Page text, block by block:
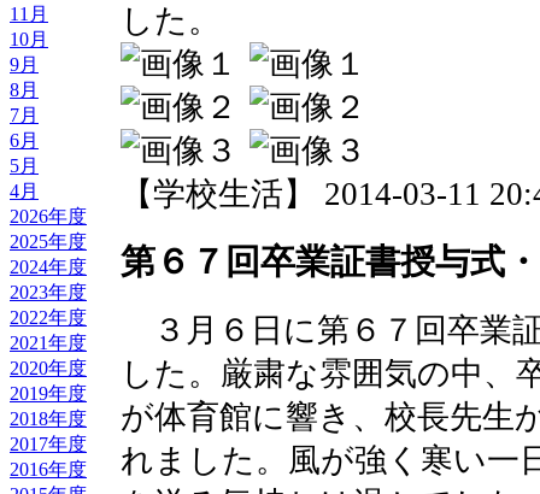
11月
10月
9月
8月
7月
6月
5月
4月
2026年度
2025年度
2024年度
2023年度
2022年度
2021年度
2020年度
2019年度
2018年度
2017年度
2016年度
した。
【学校生活】 2014-03-11
第６７回卒業証書授与式
３月６日に第６７回卒業
した。厳粛な雰囲気の中、
が体育館に響き、校長先生
れました。風が強く寒い一